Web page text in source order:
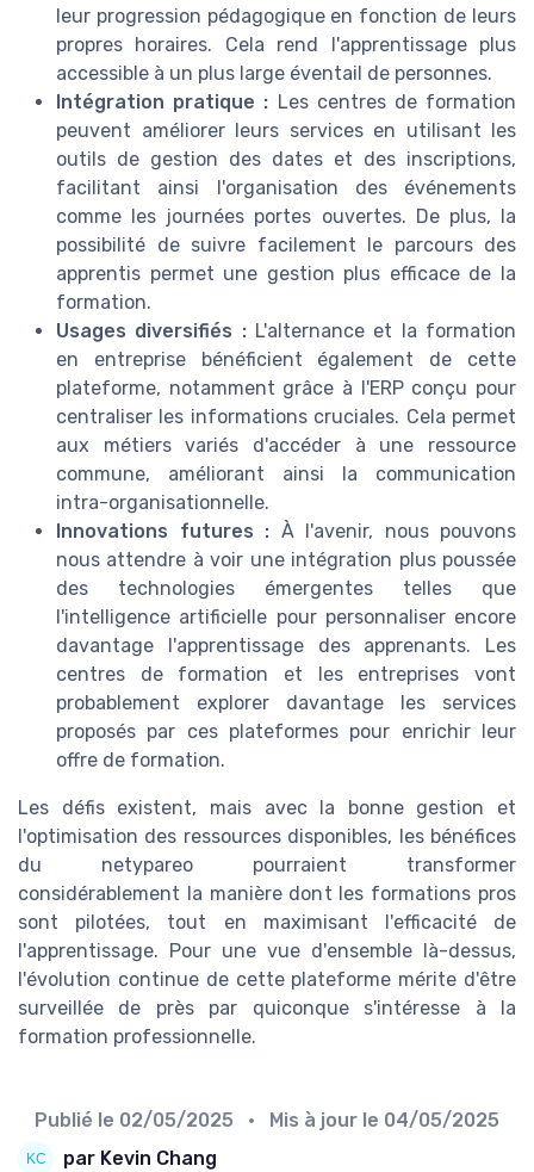
leur progression pédagogique en fonction de leurs
propres horaires. Cela rend l'apprentissage plus
accessible à un plus large éventail de personnes.
Intégration pratique : Les centres de formation
peuvent améliorer leurs services en utilisant les
outils de gestion des dates et des inscriptions,
facilitant ainsi l'organisation des événements
comme les journées portes ouvertes. De plus, la
possibilité de suivre facilement le parcours des
apprentis permet une gestion plus efficace de la
formation.
Usages diversifiés :L'alternance et la formation
en entreprise bénéficient également de cette
plateforme, notamment grâce à l'ERP conçu pour
centraliser les informations cruciales. Cela permet
aux métiers variés d'accéder à une ressource
commune, améliorant ainsi la communication
intra-organisationnelle.
Innovations futures : À l'avenir, nous pouvons
nous attendre à voir une intégration plus poussée
des technologies émergentes telles que
l'intelligence artificielle pour personnaliser encore
davantage l'apprentissage des apprenants. Les
centres de formation et les entreprises vont
probablement explorer davantage les services
proposés par ces plateformes pour enrichir leur
offre de formation.
Les défis existent, mais avec la bonne gestion et
l'optimisation des ressources disponibles, les bénéfices
du netypareo pourraient transformer
considérablement la manière dont les formations pros
sont pilotées, tout en maximisant l'efficacité de
l'apprentissage. Pour une vue d'ensemble là-dessus,
l'évolution continue de cette plateforme mérite d'être
surveillée de près par quiconque s'intéresse à la
formation professionnelle.
Publié le 02/05/2025 • Mis à jour le 04/05/2025
par Kevin Chang